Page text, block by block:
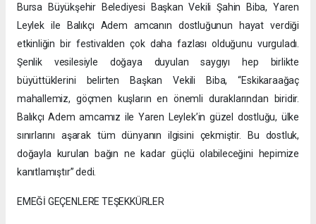
Bursa Büyükşehir Belediyesi Başkan Vekili Şahin Biba, Yaren
Leylek ile Balıkçı Adem amcanın dostluğunun hayat verdiği
etkinliğin bir festivalden çok daha fazlası olduğunu vurguladı.
Şenlik vesilesiyle doğaya duyulan saygıyı hep birlikte
büyüttüklerini belirten Başkan Vekili Biba, “Eskikaraağaç
mahallemiz, göçmen kuşların en önemli duraklarından biridir.
Balıkçı Adem amcamız ile Yaren Leylek’in güzel dostluğu, ülke
sınırlarını aşarak tüm dünyanın ilgisini çekmiştir. Bu dostluk,
doğayla kurulan bağın ne kadar güçlü olabileceğini hepimize
kanıtlamıştır” dedi.
EMEĞİ GEÇENLERE TEŞEKKÜRLER